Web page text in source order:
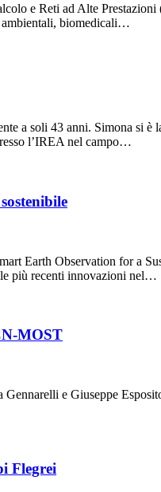
e Reti ad Alte
ambientali, biomedicali…
a soli 43 anni. Simona si è
l’IREA nel campo…
Earth Observation for a
più recenti innovazioni nel…
MOST
e Giuseppe
Flegrei